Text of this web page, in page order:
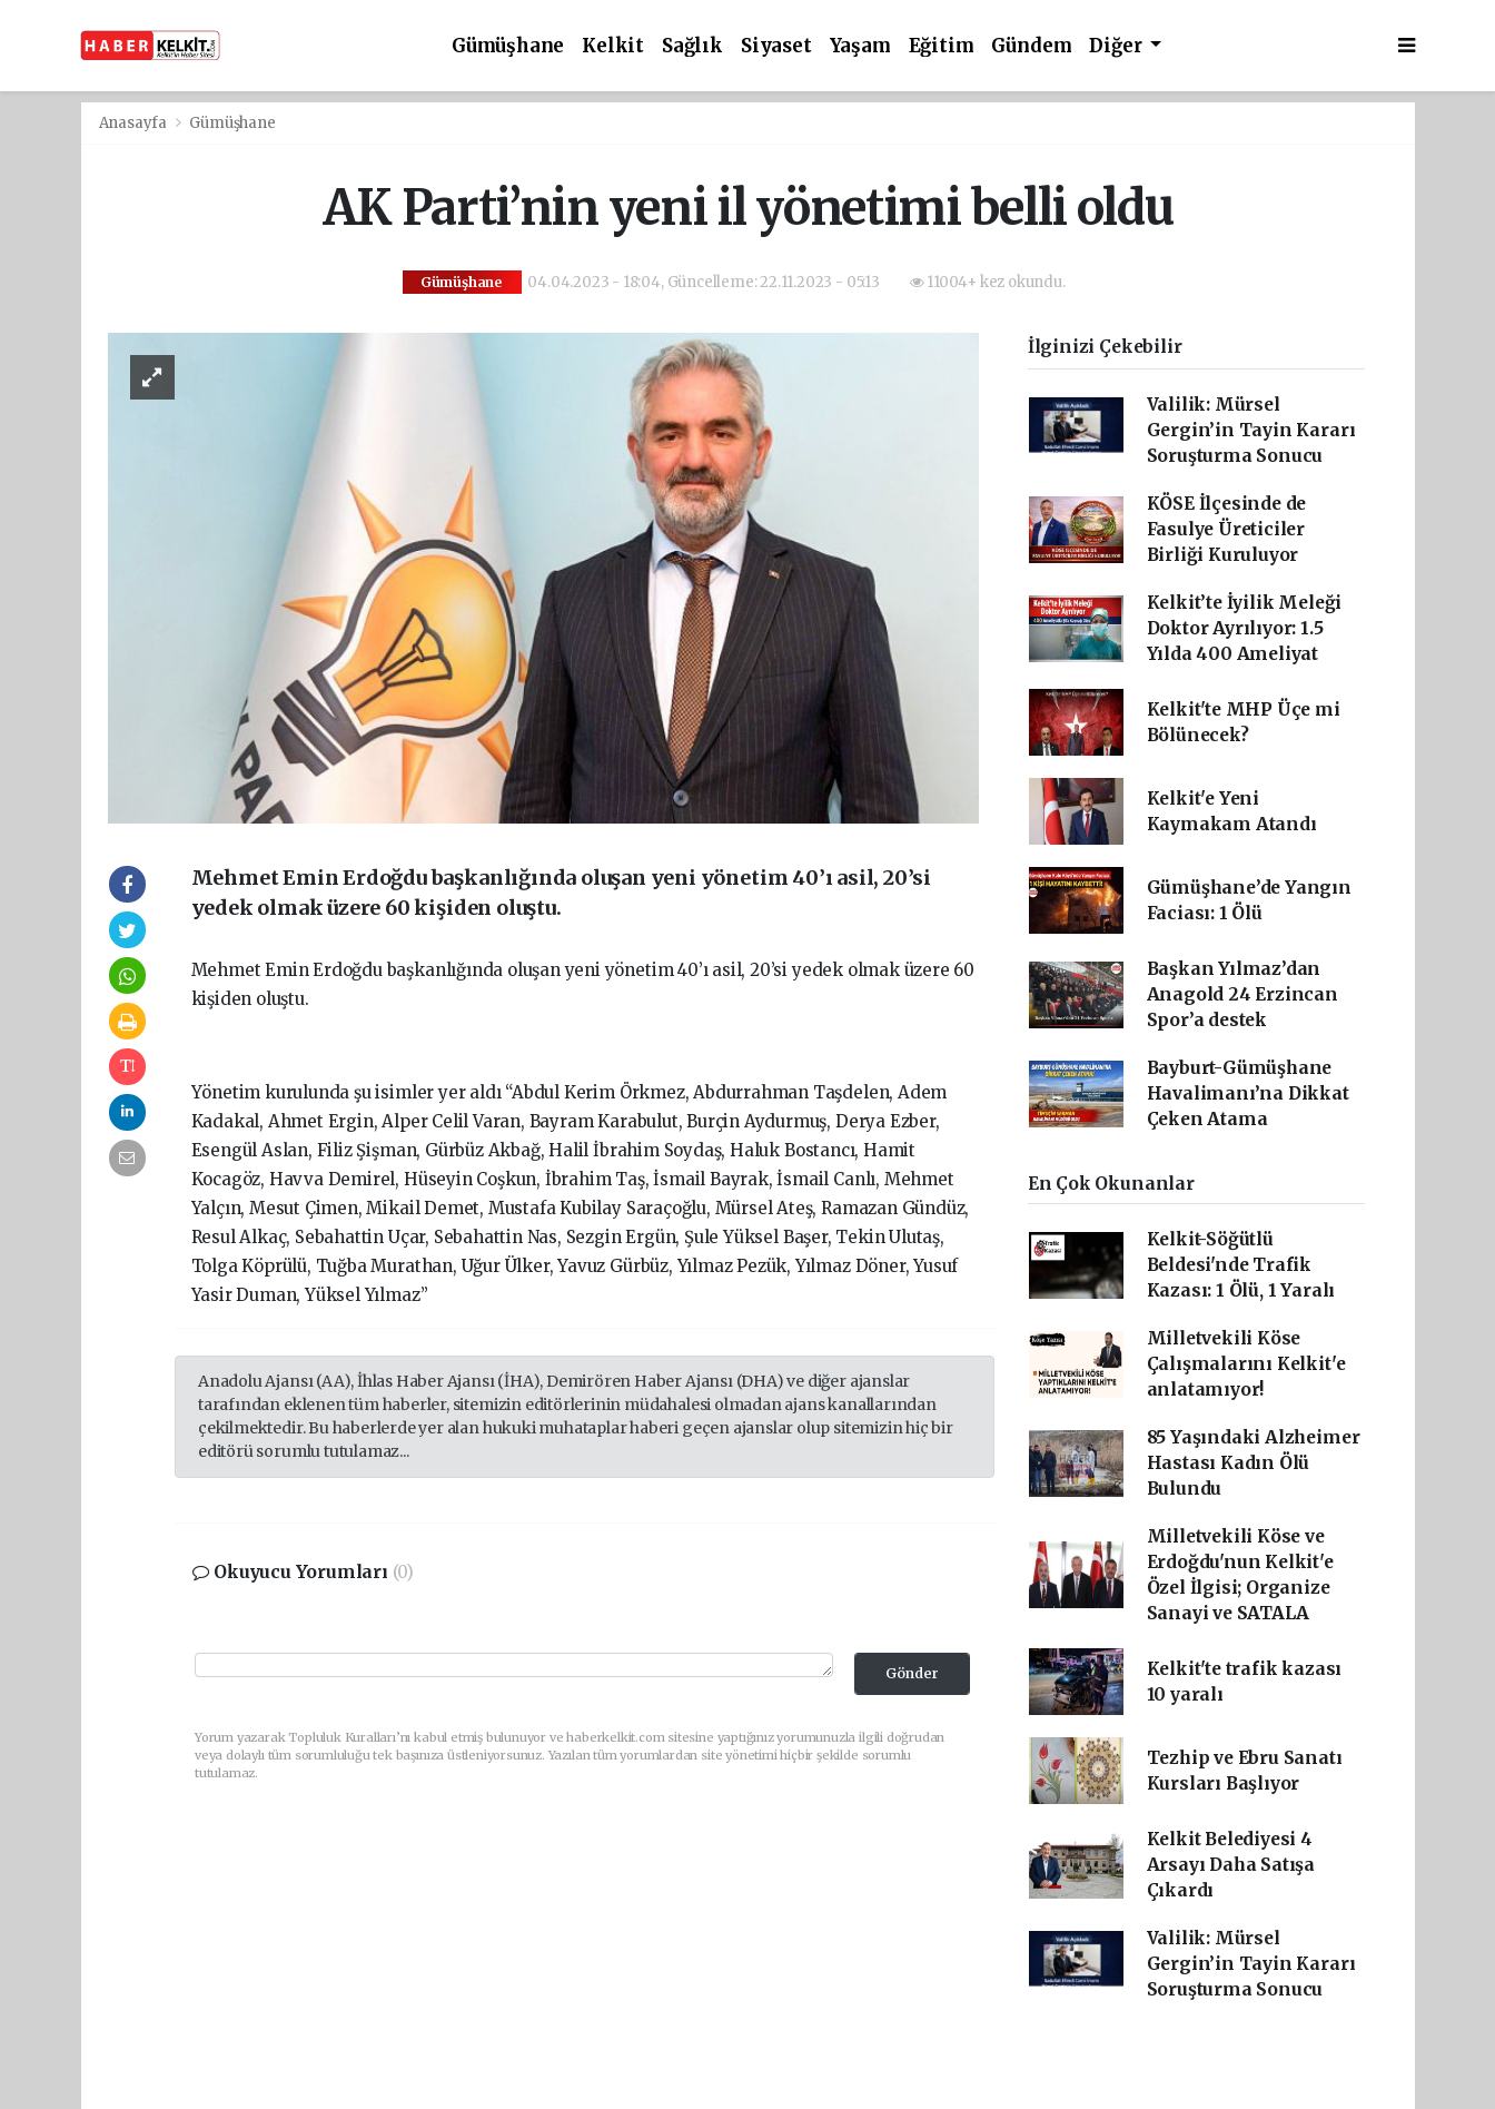
Gümüşhane Kelkit Sağlık Siyaset Yaşam Eğitim Gündem Diğer
Anasayfa Gümüşhane
AK Parti’nin yeni il yönetimi belli oldu
Gümüşhane 04.04.2023 - 18:04, Güncelleme: 22.11.2023 - 05:13 11004+ kez okundu.
Mehmet Emin Erdoğdu başkanlığında oluşan yeni yönetim 40’ı asil, 20’si
yedek olmak üzere 60 kişiden oluştu.
Mehmet Emin Erdoğdu başkanlığında oluşan yeni yönetim 40’ı asil, 20’si yedek olmak üzere 60
kişiden oluştu.
Yönetim kurulunda şu isimler yer aldı “Abdul Kerim Örkmez, Abdurrahman Taşdelen, Adem
Kadakal, Ahmet Ergin, Alper Celil Varan, Bayram Karabulut, Burçin Aydurmuş, Derya Ezber,
Esengül Aslan, Filiz Şişman, Gürbüz Akbağ, Halil İbrahim Soydaş, Haluk Bostancı, Hamit
Kocagöz, Havva Demirel, Hüseyin Coşkun, İbrahim Taş, İsmail Bayrak, İsmail Canlı, Mehmet
Yalçın, Mesut Çimen, Mikail Demet, Mustafa Kubilay Saraçoğlu, Mürsel Ateş, Ramazan Gündüz,
Resul Alkaç, Sebahattin Uçar, Sebahattin Nas, Sezgin Ergün, Şule Yüksel Başer, Tekin Ulutaş,
Tolga Köprülü, Tuğba Murathan, Uğur Ülker, Yavuz Gürbüz, Yılmaz Pezük, Yılmaz Döner, Yusuf
Yasir Duman, Yüksel Yılmaz”
Anadolu Ajansı (AA), İhlas Haber Ajansı (İHA), Demirören Haber Ajansı (DHA) ve diğer ajanslar
tarafından eklenen tüm haberler, sitemizin editörlerinin müdahalesi olmadan ajans kanallarından
çekilmektedir. Bu haberlerde yer alan hukuki muhataplar haberi geçen ajanslar olup sitemizin hiç bir
editörü sorumlu tutulamaz...
Okuyucu Yorumları (0)
Gönder
Yorum yazarak Topluluk Kuralları’nı kabul etmiş bulunuyor ve haberkelkit.com sitesine yaptığınız yorumunuzla ilgili doğrudan
veya dolaylı tüm sorumluluğu tek başınıza üstleniyorsunuz. Yazılan tüm yorumlardan site yönetimi hiçbir şekilde sorumlu
tutulamaz.
İlginizi Çekebilir
Valilik: Mürsel
Gergin’in Tayin Kararı
Soruşturma Sonucu
KÖSE İlçesinde de
Fasulye Üreticiler
Birliği Kuruluyor
Kelkit’te İyilik Meleği
Doktor Ayrılıyor: 1.5
Yılda 400 Ameliyat
Kelkit'te MHP Üçe mi
Bölünecek?
Kelkit'e Yeni
Kaymakam Atandı
Gümüşhane’de Yangın
Faciası: 1 Ölü
Başkan Yılmaz’dan
Anagold 24 Erzincan
Spor’a destek
Bayburt-Gümüşhane
Havalimanı’na Dikkat
Çeken Atama
En Çok Okunanlar
Kelkit-Söğütlü
Beldesi'nde Trafik
Kazası: 1 Ölü, 1 Yaralı
Milletvekili Köse
Çalışmalarını Kelkit'e
anlatamıyor!
85 Yaşındaki Alzheimer
Hastası Kadın Ölü
Bulundu
Milletvekili Köse ve
Erdoğdu'nun Kelkit'e
Özel İlgisi; Organize
Sanayi ve SATALA
Kelkit'te trafik kazası
10 yaralı
Tezhip ve Ebru Sanatı
Kursları Başlıyor
Kelkit Belediyesi 4
Arsayı Daha Satışa
Çıkardı
Valilik: Mürsel
Gergin’in Tayin Kararı
Soruşturma Sonucu